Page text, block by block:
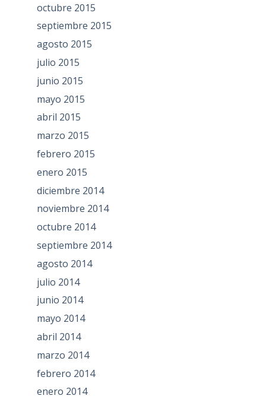
octubre 2015
septiembre 2015
agosto 2015
julio 2015
junio 2015
mayo 2015
abril 2015
marzo 2015
febrero 2015
enero 2015
diciembre 2014
noviembre 2014
octubre 2014
septiembre 2014
agosto 2014
julio 2014
junio 2014
mayo 2014
abril 2014
marzo 2014
febrero 2014
enero 2014